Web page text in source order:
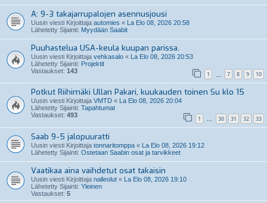
A: 9-3 takajarrupalojen asennusjousi
Uusin viesti Kirjoittaja automies « La Elo 08, 2026 20:58
Lähetetty Sijainti: Myydään Saabit
Puuhastelua USA-keula kuupan parissa.
Uusin viesti Kirjoittaja vehkasalo « La Elo 08, 2026 20:53
Lähetetty Sijainti: Projektit
Vastaukset: 143 1 7 8 9 10
Potkut Riihimäki Ullan Pakari, kuukauden toinen Su klo 15
Uusin viesti Kirjoittaja VMTD « La Elo 08, 2026 20:04
Lähetetty Sijainti: Tapahtumat
Vastaukset: 493 1 … 30 31 32 33
Saab 9-5 jalopuuratti
Uusin viesti Kirjoittaja tonnaritomppa « La Elo 08, 2026 19:12
Lähetetty Sijainti: Ostetaan Saabin osat ja tarvikkeet
Vaatikaa aina vaihdetut osat takaisin
Uusin viesti Kirjoittaja nalleolut « La Elo 08, 2026 19:10
Lähetetty Sijainti: Yleinen
Vastaukset: 5